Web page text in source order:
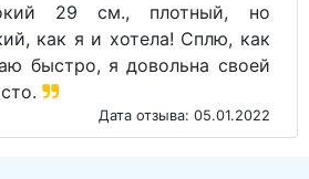
29 см., плотный, но
как я и хотела! Сплю, как
быстро, я довольна своей
сто.
Дата отзыва: 05.01.2022